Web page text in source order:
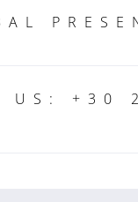
US: +30